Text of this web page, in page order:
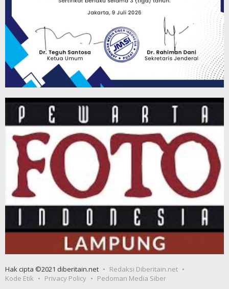
Hak cipta ©2021 diberitain.net
Redaksi Diberitain.net
Kode Etik
Privacy Policy Pedoman Media Siber